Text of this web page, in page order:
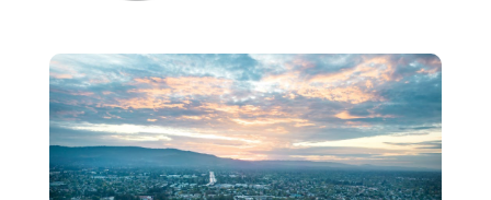
TIGGO 7 PHEV "CSH"
TIGGO 8 PHEV "CSH"
TIGGO 9 PHEV "CSH"
HIMLA
NOTICIAS